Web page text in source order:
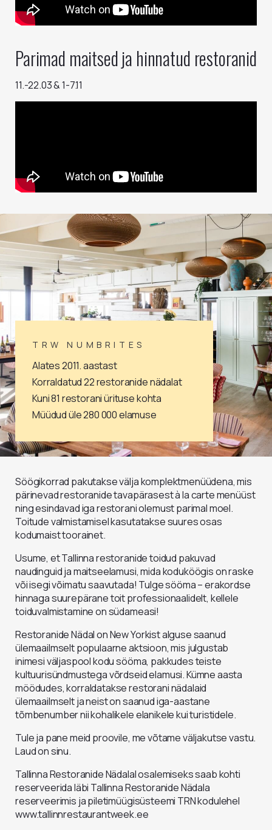
Parimad maitsed ja hinnatud restoranid
11.-22.03 & 1-7.11
TRW NUMBRITES
Alates 2011. aastast
Korraldatud 22 restoranide nädalat
Kuni 81 restorani ürituse kohta
Müüdud üle 280 000 elamuse
Söögikorrad pakutakse välja komplektmenüüdena, mis
pärinevad restoranide tavapärasest à la carte menüüst
ning esindavad iga restorani olemust parimal moel.
Toitude valmistamisel kasutatakse suures osas
kodumaist toorainet.
Usume, et Tallinna restoranide toidud pakuvad
naudinguid ja maitseelamusi, mida koduköögis on raske
või isegi võimatu saavutada! Tulge sööma – erakordse
hinnaga suurepärane toit professionaalidelt, kellele
toiduvalmistamine on südameasi!
Restoranide Nädal on New Yorkist alguse saanud
ülemaailmselt populaarne aktsioon, mis julgustab
inimesi väljaspool kodu sööma, pakkudes teiste
kultuurisündmustega võrdseid elamusi. Kümne aasta
möödudes, korraldatakse restorani nädalaid
ülemaailmselt ja neist on saanud iga-aastane
tõmbenumber nii kohalikele elanikele kui turistidele.
Tule ja pane meid proovile, me võtame väljakutse vastu.
Laud on sinu.
Tallinna Restoranide Nädalal osalemiseks saab kohti
reserveerida läbi Tallinna Restoranide Nädala
reserveerimis ja piletimüügisüsteemi TRN kodulehel
www.tallinnrestaurantweek.ee